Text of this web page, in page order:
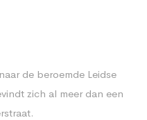
de beroemde Leidse
zich al meer dan een